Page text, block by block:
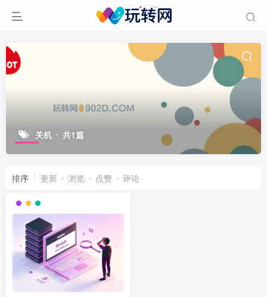
关机 共1篇
排序 更新 浏览 点赞 评论